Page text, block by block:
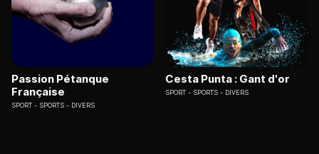
Passion Pétanque
Française
SPORT SPORTS - DIVERS
Cesta Punta : Gant d'or
SPORT SPORTS - DIVERS